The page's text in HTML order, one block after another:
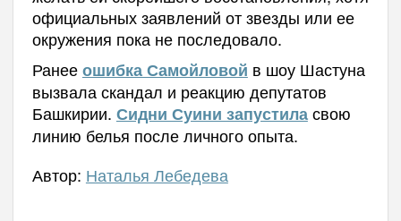
официальных заявлений от звезды или ее
окружения пока не последовало.
Ранееошибка Самойловой в шоу Шастуна
вызвала скандал и реакцию депутатов
Башкирии. Сидни Суини запустиласвою
линию белья после личного опыта.
Автор: Наталья Лебедева